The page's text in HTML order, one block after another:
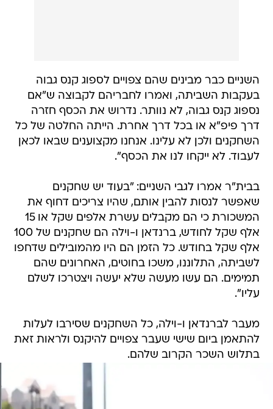
השניים כבר מבינים שהם צפויים לספוג קנס גבוה
בעקבות השביתה, ואמרו לחבריהם לקבוצה ש"אם
נספוג קנס גבוה, לא נוותר. נדרוש את הכסף חזרה
דרך פיפ"א או בכל דרך אחרת. הייתה החלטה של כל
השחקנים ולכן לא עלינו. אנחנו מקצוענים שבאו לכאן
לעבוד. לא ייקחו לנו את הכסף".
בבית"ר אמרו לגבי השניים: "בעוד יש שחקנים
שאפשר לנסות להבין אותם, שהיו צריכים דחוף את
המשכורת כי הם מקבלים עשרת אלפים שקל או 15
אלף שקל לחודש, ברנדאן ו-וילה הם שחקנים של 100
אלף שקל בחודש. כל הזמן הם היו מהמובילים שדחפו
לשביתה, התלוננו, משכו בחוטים, האחרונים שהם
תמימים. הם עשו מעשה שלא יעשה ויצטרכו לשלם
עליו".
מעבר לברנדאן ו-וילה, כל השחקנים שסירבו לעלות
להתאמן ביום שישי שעבר צפויים להיקנס ולראות זאת
בתלוש השכר הקרוב שלהם.